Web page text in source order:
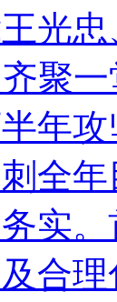
光
聚
年
全
实
合